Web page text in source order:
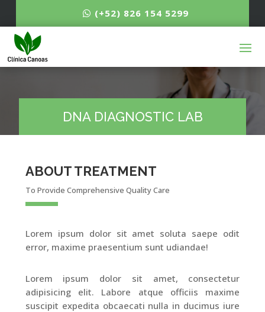
(+52) 826 154 5299
DNA DIAGNOSTIC LAB
ABOUT TREATMENT
To Provide Comprehensive Quality Care
Lorem ipsum dolor sit amet soluta saepe odit
error, maxime praesentium sunt udiandae!
Lorem ipsum dolor sit amet, consectetur
adipisicing elit. Labore atque officiis maxime
suscipit expedita obcaecati nulla in ducimus iure